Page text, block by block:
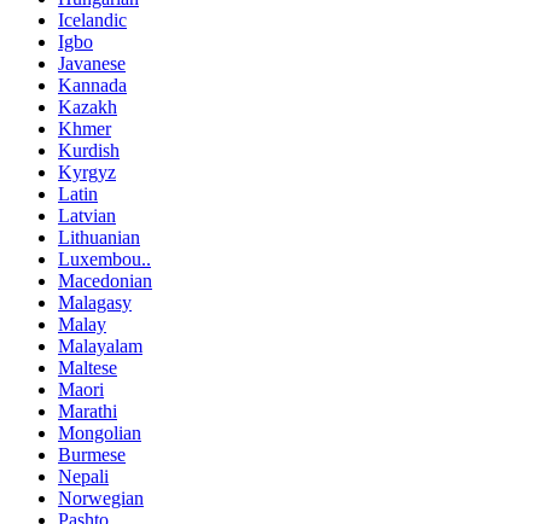
Icelandic
Igbo
Javanese
Kannada
Kazakh
Khmer
Kurdish
Kyrgyz
Latin
Latvian
Lithuanian
Luxembou..
Macedonian
Malagasy
Malay
Malayalam
Maltese
Maori
Marathi
Mongolian
Burmese
Nepali
Norwegian